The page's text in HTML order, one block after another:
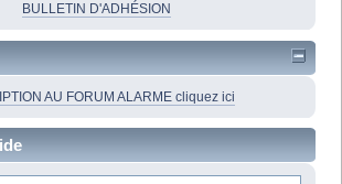
BULLETIN D'ADHÉSION
AU FORUM ALARME cliquez ici